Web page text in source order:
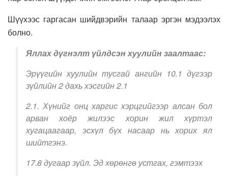
Шүүхээс гаргасан шийдвэрийн талаар эргэн мэдээлэх
болно.
Яллах дүгнэлт үйлдсэн хуулийн заалтаас:
Эрүүгийн хуулийн тусгай ангийн 10.1 дүгээр
зүйлийн 2 дахь хэсгийн 2.1
2.1. Хүнийг онц харгис хэрцгийгээр алсан бол
арван хоёр жилээс хорин жил хүртэл
хугацаагаар, эсхүл бүх насаар нь хорих ял
шийтгэнэ.
17.8 дугаар зүйл. Эд хөрөнгө устгах, гэмтээх